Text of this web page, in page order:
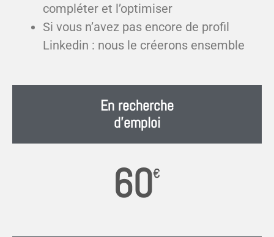
compléter et l’optimiser
Si vous n’avez pas encore de profil
Linkedin : nous le créerons ensemble
En recherche
d'emploi
60€